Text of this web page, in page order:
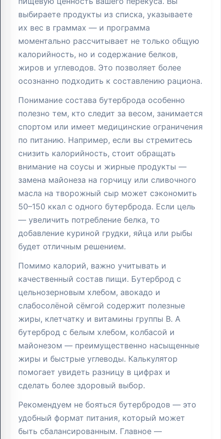
выбираете продукты из списка, указываете
их вес в граммах — и программа
моментально рассчитывает не только общую
калорийность, но и содержание белков,
жиров и углеводов. Это позволяет более
осознанно подходить к составлению рациона.
Понимание состава бутерброда особенно
полезно тем, кто следит за весом, занимается
спортом или имеет медицинские ограничения
по питанию. Например, если вы стремитесь
снизить калорийность, стоит обращать
внимание на соусы и жирные продукты —
замена майонеза на горчицу или сливочного
масла на творожный сыр может сэкономить
50–150 ккал с одного бутерброда. Если цель
— увеличить потребление белка, то
добавление куриной грудки, яйца или рыбы
будет отличным решением.
Помимо калорий, важно учитывать и
качественный состав пищи. Бутерброд с
цельнозерновым хлебом, авокадо и
слабосолёной сёмгой содержит полезные
жиры, клетчатку и витамины группы B. А
бутерброд с белым хлебом, колбасой и
майонезом — преимущественно насыщенные
жиры и быстрые углеводы. Калькулятор
помогает увидеть разницу в цифрах и
сделать более здоровый выбор.
Рекомендуем не бояться бутербродов — это
удобный формат питания, который может
быть сбалансированным. Главное —